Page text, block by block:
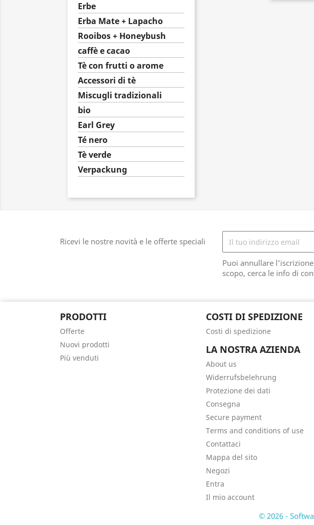
Erbe
Erba Mate + Lapacho
Rooibos + Honeybush
caffè e cacao
Tè con frutti o arome
Accessori di tè
Miscugli tradizionali
bio
Earl Grey
Té nero
Tè verde
Verpackung
Ricevi le nostre novità e le offerte speciali
Puoi annullare
scopo, cerca le info di
PRODOTTI
Offerte
Nuovi prodotti
Più venduti
COSTI DI SPEDIZIONE
Costi di spedizione
LA NOSTRA AZIENDA
About us
Widerrufsbelehrung
Protezione dei dati
Consegna
Secure payment
Terms and conditions of use
Contattaci
Mappa del sito
Negozi
Entra
Il mio account
© 2026 -